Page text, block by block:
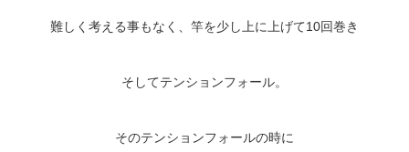
難しく考える事もなく、竿を少し上に上げて10回巻き
そしてテンションフォール。
そのテンションフォールの時に